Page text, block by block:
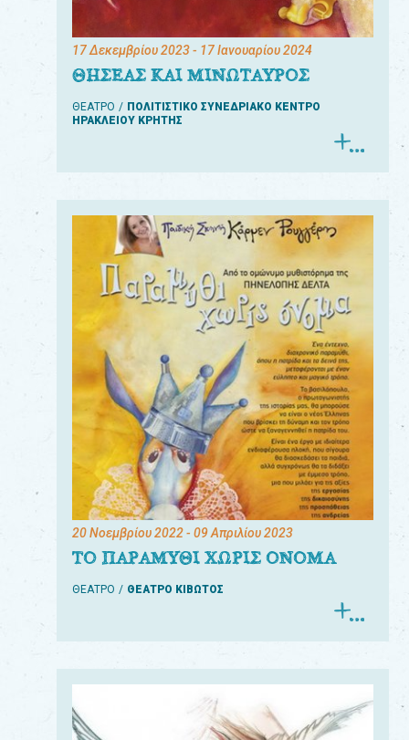
17 Δεκεμβρίου 2023- 17 Ιανουαρίου 2024
ΘΗΣΕΑΣ ΚΑΙ ΜΙΝΩΤΑΥΡΟΣ
ΘΕΑΤΡΟ
ΠΟΛΙΤΙΣΤΙΚΟ ΣΥΝΕΔΡΙΑΚΟ ΚΕΝΤΡΟ
ΗΡΑΚΛΕΙΟΥ ΚΡΗΤΗΣ
20 Νοεμβρίου 2022- 09 Απριλίου 2023
ΤΟ ΠΑΡΑΜΥΘΙ ΧΩΡΙΣ ΟΝΟΜΑ
ΘΕΑΤΡΟ ΘΕΑΤΡΟ ΚΙΒΩΤΟΣ